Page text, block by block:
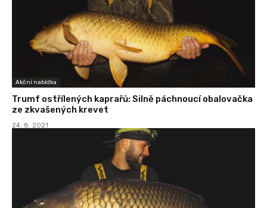
Akční nabídka
Trumf ostřílených kaprařů: Silně páchnoucí obalovačka
ze zkvašených krevet
24. 8. 2021